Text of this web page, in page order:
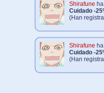
Shirafune
Cuidado -
(Han
Shirafune
Cuidado -
(Han